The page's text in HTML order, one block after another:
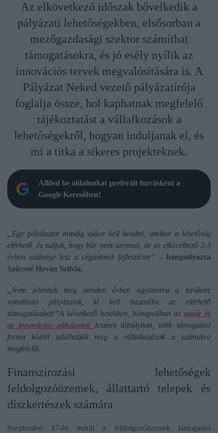
Az elkövetkező időszak bővelkedik a
pályázati lehetőségekben, elsősorban a
mezőgazdasági szektor számíthat
támogatásokra, és jó esély nyílik az
innovációs tervek megvalósítására is. A
Pályázat Neked vezető pályázatírója
foglalja össze, hol kaphatnak megfelelő
tájékoztatást a vállalkozások a
lehetőségekről, hogyan induljanak el, és
mi a titka a sikeres projekteknek.
Állítsd be oldalunkat preferált forrásként a
Google Keresőben!
„Egy pályázatot mindig akkor kell beadni, amikor a lehetőség
elérhető, és tudjuk, hogy bár nem azonnal, de az elkövetkező 2-3
évben szüksége lesz a cégünknek fejlesztésre”– hangsúlyozza
Szűcsné Hován Szilvia.
„Nem jelennek meg minden évben ugyanarra a területre
vonatkozó pályázatok, ki kell használni az elérhető
támogatásokat!”A következő hetekben, hónapokban az agrár és
az innovációs pályázatok lesznek túlsúlyban, több támogatási
forma között találhatják meg a vállalkozások a számukra
megfelelőt.
Finanszírozási lehetőségek
feldolgozóüzemek, állattartó telepek és
díszkertészek számára
Szeptember 17-én indult a feldolgozóüzemek támogatási